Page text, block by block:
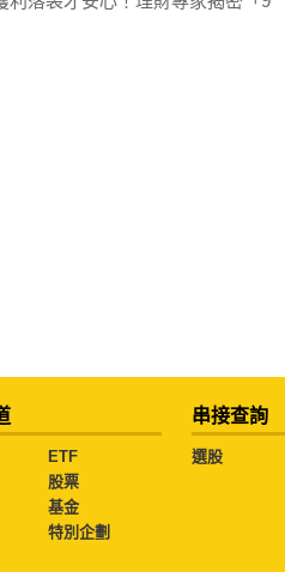
ETF
股票
基金
特別企劃
串接查詢
選股